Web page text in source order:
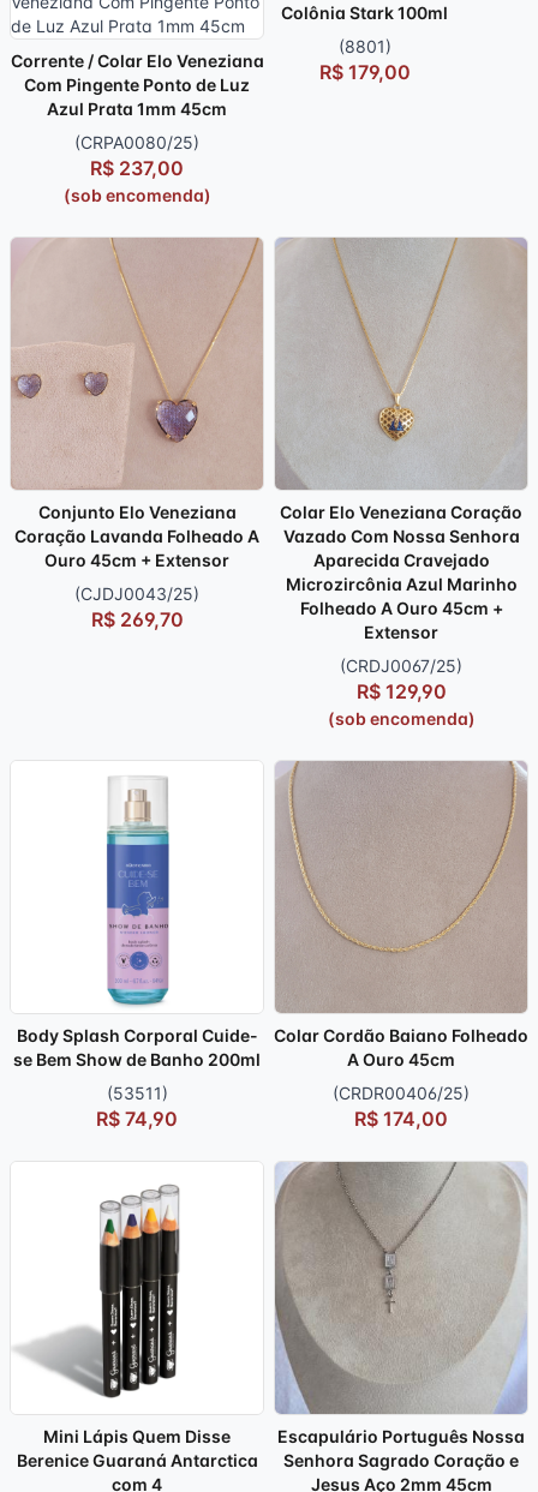
Corrente / Colar Elo Veneziana
Com Pingente Ponto de Luz
Azul Prata 1mm 45cm
(CRPA0080/25)
R$ 237,00
(sob encomenda)
Colônia Stark 100ml
(8801)
R$ 179,00
Conjunto Elo Veneziana
Coração Lavanda Folheado A
Ouro 45cm + Extensor
(CJDJ0043/25)
R$ 269,70
Colar Elo Veneziana Coração
Vazado Com Nossa Senhora
Aparecida Cravejado
Microzircônia Azul Marinho
Folheado A Ouro 45cm +
Extensor
(CRDJ0067/25)
R$ 129,90
(sob encomenda)
Body Splash Corporal Cuide-
se Bem Show de Banho 200ml
(53511)
R$ 74,90
Colar Cordão Baiano Folheado
A Ouro 45cm
(CRDR00406/25)
R$ 174,00
Mini Lápis Quem Disse
Berenice Guaraná Antarctica
com 4
Escapulário Português Nossa
Senhora Sagrado Coração e
Jesus Aço 2mm 45cm